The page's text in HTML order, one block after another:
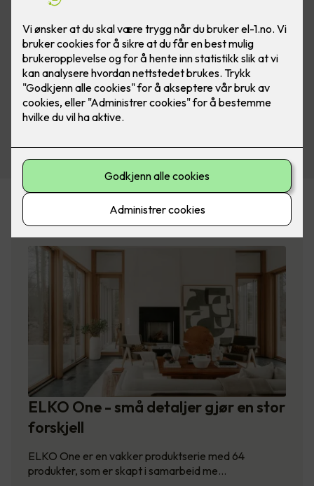
Planlegger du å pusse opp boligen?
ELKO One - små detaljer gjør en stor
forskjell
ELKO One er en vakker produktserie med 64
produkter, som er skapt i samarbeid me…